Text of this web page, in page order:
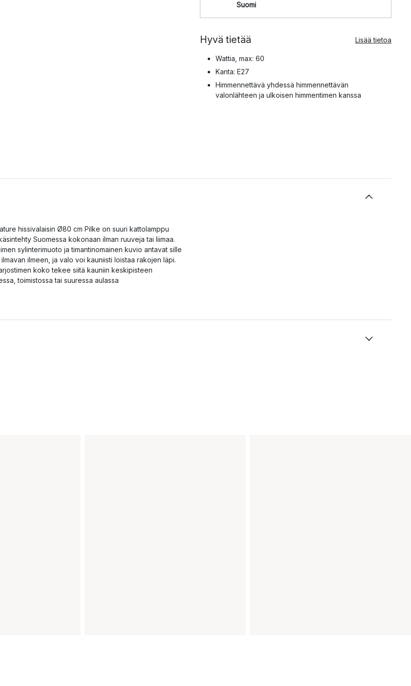
Suomi
Hyvä tietää Lisää tietoa
Wattia, max: 60
Kanta: E27
Himmennettävä yhdessä himmennettävän
valonlähteen ja ulkoisen himmentimen kanssa
hissivalaisin Ø80 cm Pilke on suuri kattolamppu
Suomessa kokonaan ilman ruuveja tai liimaa.
sylinterimuoto ja timantinomainen kuvio antavat sille
ilmeen, ja valo voi kauniisti loistaa rakojen läpi.
koko tekee siitä kauniin keskipisteen
toimistossa tai suuressa aulassa